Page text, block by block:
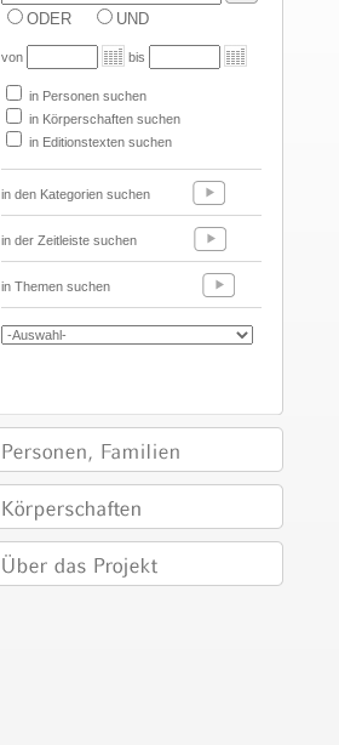
ODER UND
von bis
in Personen suchen
in Körperschaften suchen
in Editionstexten suchen
in den Kategorien suchen
in der Zeitleiste suchen
in Themen suchen